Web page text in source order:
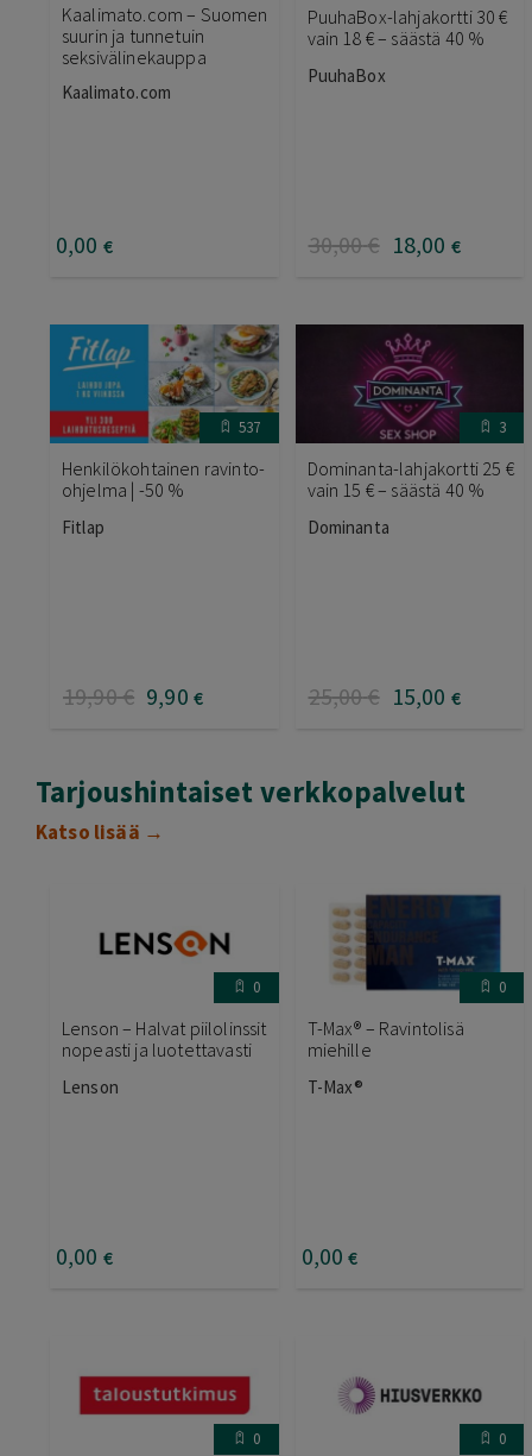
Kaalimato.com – Suomen
suurin ja tunnetuin
seksivälinekauppa
Kaalimato.com
0,00 €
PuuhaBox-lahjakortti 30 €
vain 18 € – säästä 40 %
PuuhaBox
30,00€ 18,00 €
537
Henkilökohtainen ravinto-
ohjelma | -50 %
Fitlap
19,90€ 9,90 €
3
Dominanta-lahjakortti 25 €
vain 15 € – säästä 40 %
Dominanta
25,00€ 15,00 €
Tarjoushintaiset verkkopalvelut
Katso lisää →
0
Lenson – Halvat piilolinssit
nopeasti ja luotettavasti
Lenson
0,00 €
0
T-Max® – Ravintolisä
miehille
T-Max®
0,00 €
0 0